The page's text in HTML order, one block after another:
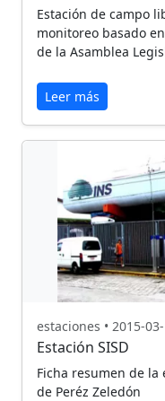
Estación de campo
monitoreo basado
de la Asamblea
Leer más
estaciones • 2015-
Estación SISD
Ficha resumen de
de Peréz Zeledón